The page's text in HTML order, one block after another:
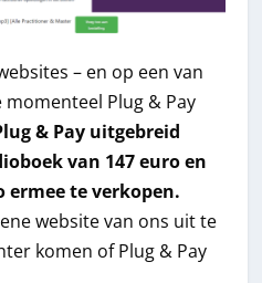
– en op een van
Plug & Pay
& Pay uitgebreid
van 147 euro en
ermee te verkopen.
website van ons uit te
komen of Plug & Pay